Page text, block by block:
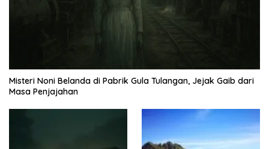
Misteri Noni Belanda di Pabrik Gula Tulangan, Jejak Gaib dari
Masa Penjajahan